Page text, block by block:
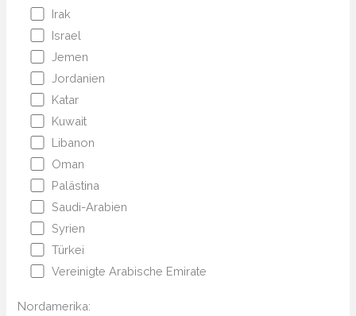
Irak
Israel
Jemen
Jordanien
Katar
Kuwait
Libanon
Oman
Palästina
Saudi-Arabien
Syrien
Türkei
Vereinigte Arabische Emirate
Nordamerika: